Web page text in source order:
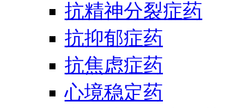
抗精神分裂症药
抗抑郁症药
抗焦虑症药
心境稳定药